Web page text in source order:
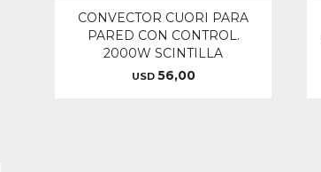
CONVECTOR CUORI PARA
PARED CON CONTROL.
2000W SCINTILLA
USD 56,00